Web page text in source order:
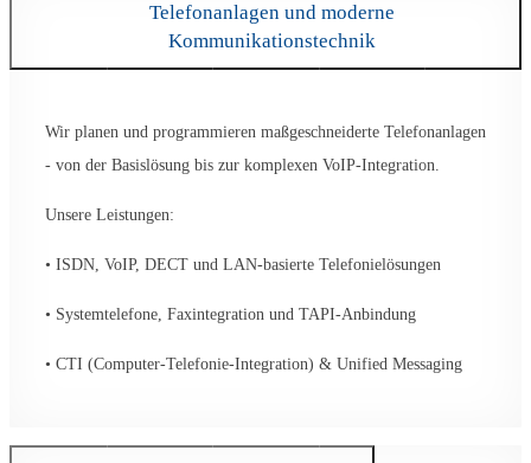
Telefonanlagen und moderne
Kommunikationstechnik
Wir planen und programmieren maßgeschneiderte Telefonanlagen
- von der Basislösung bis zur komplexen VoIP-Integration.
Unsere Leistungen:
• ISDN, VoIP, DECT und LAN-basierte Telefonielösungen
• Systemtelefone, Faxintegration und TAPI-Anbindung
• CTI (Computer-Telefonie-Integration) & Unified Messaging